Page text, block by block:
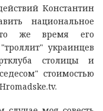
Константин
национальное
то же время его
украинцев
столицы и
стоимостью